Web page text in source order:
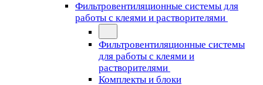
Фильтровентиляционные системы для
работы с клеями и растворителями
Фильтровентиляционные системы
для работы с клеями и
растворителями
Комплекты и блоки